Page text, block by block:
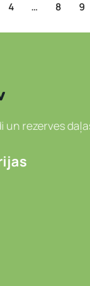
4 … 8 9
un rezerves